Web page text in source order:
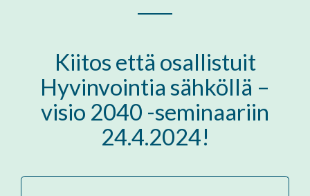
Kiitos että osallistuit
Hyvinvointia sähköllä –
visio 2040 -seminaariin
24.4.2024!